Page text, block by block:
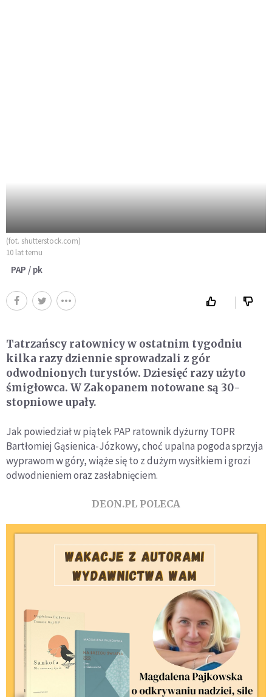
(fot. shutterstock.com)
10 lat temu
PAP / pk
Tatrzańscy ratownicy w ostatnim tygodniu
kilka razy dziennie sprowadzali z gór
odwodnionych turystów. Dziesięć razy użyto
śmigłowca. W Zakopanem notowane są 30-
stopniowe upały.
Jak powiedział w piątek PAP ratownik dyżurny TOPR
Bartłomiej Gąsienica-Józkowy, choć upalna pogoda sprzyja
wyprawom w góry, wiąże się to z dużym wysiłkiem i grozi
odwodnieniem oraz zasłabnięciem.
DEON.PL POLECA